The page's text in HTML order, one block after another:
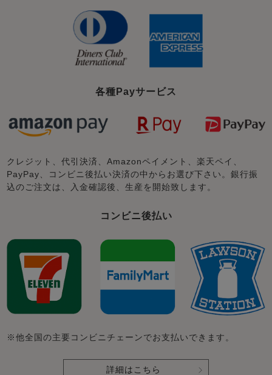
各種Payサービス
クレジット、代引決済、Amazonペイメント、楽天ペイ、
PayPay、コンビニ後払い決済の中からお選び下さい。銀行振
込のご注文は、入金確認後、生産を開始致します。
コンビニ後払い
※他全国の主要コンビニチェーンでお支払いできます。
詳細はこちら